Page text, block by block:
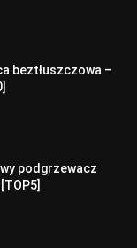
beztłuszczowa –
podgrzewacz